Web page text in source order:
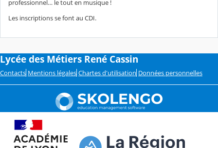
professionnel… le tout en musique !
Les inscriptions se font au CDI.
Lycée des Métiers René Cassin
Contacts Mentions légales Chartes d'utilisation Données personnelles